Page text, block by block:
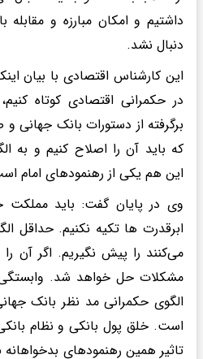
داشتیم و امکان مبارزه و
دنبال نشد.
این کارشناس اقتصادی با بیان
در حکمرانی اقتصادی کوتاه
برگرفته از دستورات بانک جهانی
که باید آن را اصلاح کنیم و به
این هم یکی از رهنمودهای امام
وی در پایان گفت: باید مملکت
ابرقدرت ها تکیه نکنیم. حداقل
می‌کنند را پیش نگیریم. اگر آن را
مشکلات حل خواهد شد. وابستگی
الگوی حکمرانی مد نظر بانک
است. خلق پول بانکی و نظام
تاثیر همین رهنمودهای